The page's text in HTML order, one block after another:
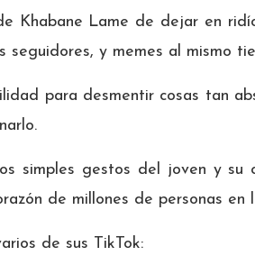
Khabane Lame de dejar en
seguidores, y memes al mismo
para desmentir cosas tan
simples gestos del joven y
de millones de personas en
de sus TikTok: